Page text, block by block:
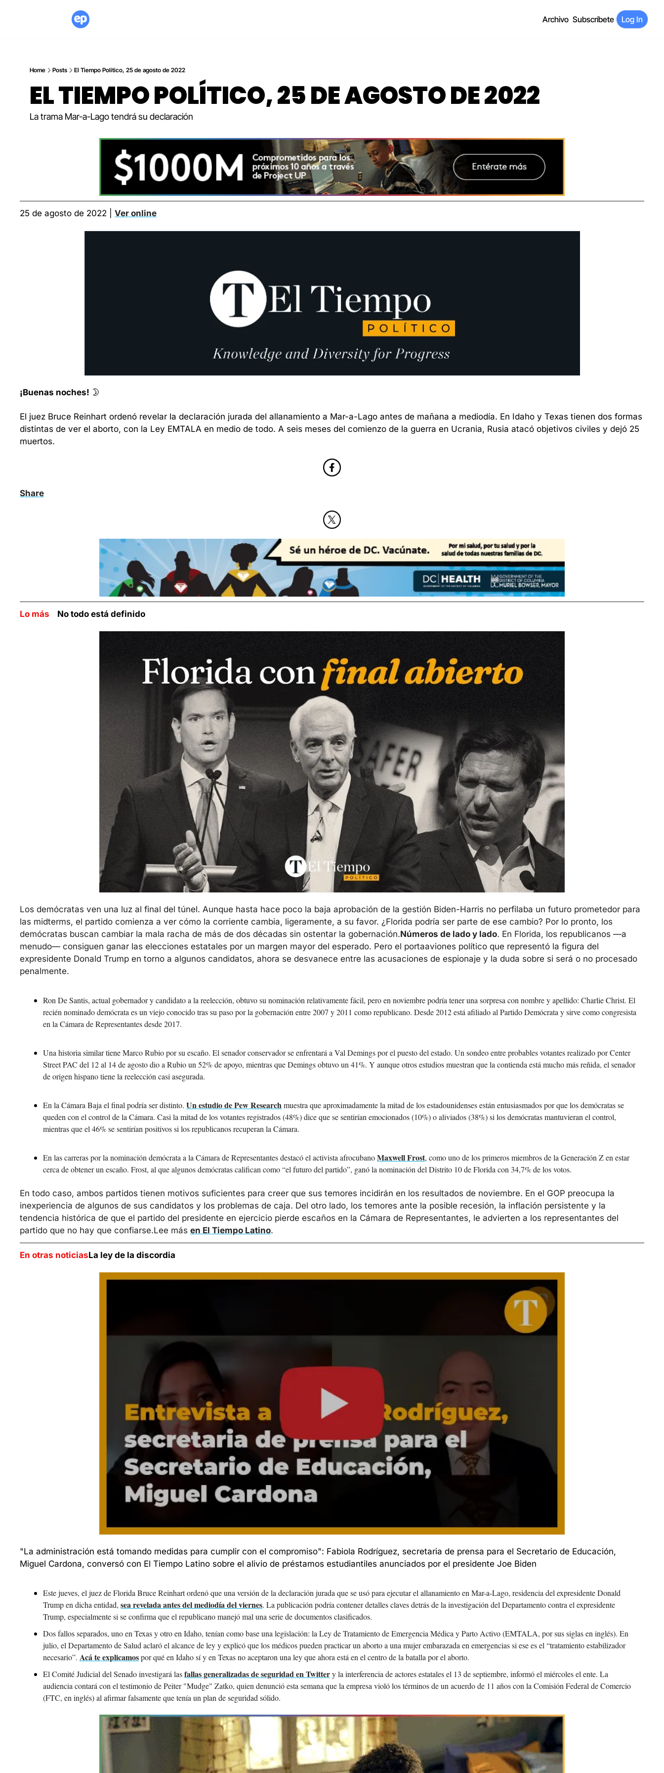
Archivo Subscríbete Log In
Home Posts El Tiempo Político, 25 de agosto de 2022
EL TIEMPO POLÍTICO, 25 DE AGOSTO DE 2022
La trama Mar-a-Lago tendrá su declaración
25 de agosto de 2022 | Ver online
¡Buenas noches! 🌛
El juez Bruce Reinhart ordenó revelar la declaración jurada del allanamiento a Mar-a-Lago antes de mañana a mediodía. En Idaho y Texas tienen dos formas
distintas de ver el aborto, con la Ley EMTALA en medio de todo. A seis meses del comienzo de la guerra en Ucrania, Rusia atacó objetivos civiles y dejó 25
muertos.
Share
Lo más No todo está definido
Los demócratas ven una luz al final del túnel. Aunque hasta hace poco la baja aprobación de la gestión Biden-Harris no perfilaba un futuro prometedor para
las midterms, el partido comienza a ver cómo la corriente cambia, ligeramente, a su favor. ¿Florida podría ser parte de ese cambio? Por lo pronto, los
demócratas buscan cambiar la mala racha de más de dos décadas sin ostentar la gobernación.Números de lado y lado. En Florida, los republicanos —a
menudo— consiguen ganar las elecciones estatales por un margen mayor del esperado. Pero el portaaviones político que representó la figura del
expresidente Donald Trump en torno a algunos candidatos, ahora se desvanece entre las acusaciones de espionaje y la duda sobre si será o no procesado
penalmente.
Ron De Santis, actual gobernador y candidato a la reelección, obtuvo su nominación relativamente fácil, pero en noviembre podría tener una sorpresa con nombre y apellido: Charlie Christ. El
recién nominado demócrata es un viejo conocido tras su paso por la gobernación entre 2007 y 2011 como republicano. Desde 2012 está afiliado al Partido Demócrata y sirve como congresista
en la Cámara de Representantes desde 2017.
Una historia similar tiene Marco Rubio por su escaño. El senador conservador se enfrentará a Val Demings por el puesto del estado. Un sondeo entre probables votantes realizado por Center
Street PAC del 12 al 14 de agosto dio a Rubio un 52% de apoyo, mientras que Demings obtuvo un 41%. Y aunque otros estudios muestran que la contienda está mucho más reñida, el senador
de origen hispano tiene la reelección casi asegurada.
En la Cámara Baja el final podría ser distinto. Un estudio de Pew Research muestra que aproximadamente la mitad de los estadounidenses están entusiasmados por que los demócratas se
queden con el control de la Cámara. Casi la mitad de los votantes registrados (48%) dice que se sentirían emocionados (10%) o aliviados (38%) si los demócratas mantuvieran el control,
mientras que el 46% se sentirían positivos si los republicanos recuperan la Cámara.
En las carreras por la nominación demócrata a la Cámara de Representantes destacó el activista afrocubano Maxwell Frost, como uno de los primeros miembros de la Generación Z en estar
cerca de obtener un escaño. Frost, al que algunos demócratas califican como “el futuro del partido”, ganó la nominación del Distrito 10 de Florida con 34,7% de los votos.
En todo caso, ambos partidos tienen motivos suficientes para creer que sus temores incidirán en los resultados de noviembre. En el GOP preocupa la
inexperiencia de algunos de sus candidatos y los problemas de caja. Del otro lado, los temores ante la posible recesión, la inflación persistente y la
tendencia histórica de que el partido del presidente en ejercicio pierde escaños en la Cámara de Representantes, le advierten a los representantes del
partido que no hay que confiarse.Lee más en El Tiempo Latino.
En otras noticiasLa ley de la discordia
"La administración está tomando medidas para cumplir con el compromiso": Fabiola Rodríguez, secretaria de prensa para el Secretario de Educación,
Miguel Cardona, conversó con El Tiempo Latino sobre el alivio de préstamos estudiantiles anunciados por el presidente Joe Biden
Este jueves, el juez de Florida Bruce Reinhart ordenó que una versión de la declaración jurada que se usó para ejecutar el allanamiento en Mar-a-Lago, residencia del expresidente Donald
Trump en dicha entidad, sea revelada antes del mediodía del viernes. La publicación podría contener detalles claves detrás de la investigación del Departamento contra el expresidente
Trump, especialmente si se confirma que el republicano manejó mal una serie de documentos clasificados.
Dos fallos separados, uno en Texas y otro en Idaho, tenían como base una legislación: la Ley de Tratamiento de Emergencia Médica y Parto Activo (EMTALA, por sus siglas en inglés). En
julio, el Departamento de Salud aclaró el alcance de ley y explicó que los médicos pueden practicar un aborto a una mujer embarazada en emergencias si ese es el “tratamiento estabilizador
necesario”. Acá te explicamos por qué en Idaho sí y en Texas no aceptaron una ley que ahora está en el centro de la batalla por el aborto.
El Comité Judicial del Senado investigará las fallas generalizadas de seguridad en Twitter y la interferencia de actores estatales el 13 de septiembre, informó el miércoles el ente. La
audiencia contará con el testimonio de Peiter "Mudge" Zatko, quien denunció esta semana que la empresa violó los términos de un acuerdo de 11 años con la Comisión Federal de Comercio
(FTC, en inglés) al afirmar falsamente que tenía un plan de seguridad sólido.